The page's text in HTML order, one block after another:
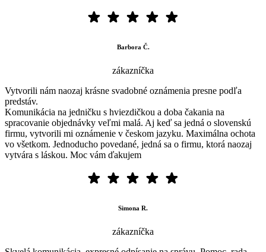
Barbora Č.
zákazníčka
Vytvorili nám naozaj krásne svadobné oznámenia presne podľa
predstáv.
Komunikácia na jedničku s hviezdičkou a doba čakania na
spracovanie objednávky veľmi malá. Aj keď sa jedná o slovenskú
firmu, vytvorili mi oznámenie v českom jazyku. Maximálna ochota
vo všetkom. Jednoducho povedané, jedná sa o firmu, ktorá naozaj
vytvára s láskou. Moc vám ďakujem
Simona R.
zákazníčka